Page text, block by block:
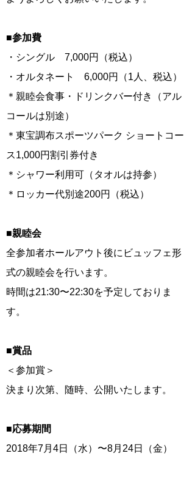
■参加費
・シングル 7,000円（税込）
・オルタネート 6,000円（1人、税込）
＊親睦会食事・ドリンクバー付き（アル
コールは別途）
＊東宝調布スポーツパーク ショートコー
ス1,000円割引券付き
＊シャワー利用可（タオルは持参）
＊ロッカー代別途200円（税込）
■親睦会
全参加者ホールアウト後にビュッフェ形
式の親睦会を行います。
​時間は21:30〜22:30を予定しておりま
す。
■賞品
＜参加賞＞
決まり次第、随時、公開いたします。
■応募期間
2018年7月4日（水）〜8月24日（金）